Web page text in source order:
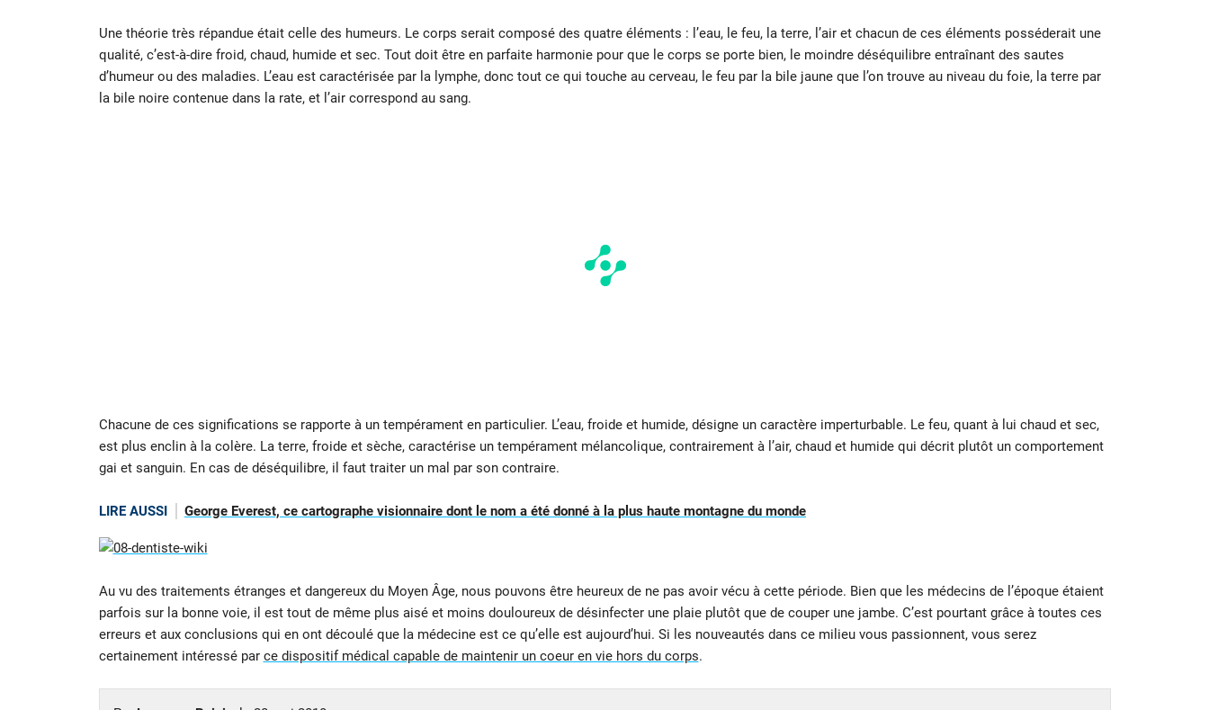
Une théorie très répandue était celle des humeurs. Le corps serait composé des quatre éléments : l’eau, le feu, la terre, l’air et chacun de ces éléments posséderait une
qualité, c’est-à-dire froid, chaud, humide et sec. Tout doit être en parfaite harmonie pour que le corps se porte bien, le moindre déséquilibre entraînant des sautes
d’humeur ou des maladies. L’eau est caractérisée par la lymphe, donc tout ce qui touche au cerveau, le feu par la bile jaune que l’on trouve au niveau du foie, la terre par
la bile noire contenue dans la rate, et l’air correspond au sang.
Chacune de ces significations se rapporte à un tempérament en particulier. L’eau, froide et humide, désigne un caractère imperturbable. Le feu, quant à lui chaud et sec,
est plus enclin à la colère. La terre, froide et sèche, caractérise un tempérament mélancolique, contrairement à l’air, chaud et humide qui décrit plutôt un comportement
gai et sanguin. En cas de déséquilibre, il faut traiter un mal par son contraire.
LIRE AUSSI George Everest, ce cartographe visionnaire dont le nom a été donné à la plus haute montagne du monde
Au vu des traitements étranges et dangereux du Moyen Âge, nous pouvons être heureux de ne pas avoir vécu à cette période. Bien que les médecins de l’époque étaient
parfois sur la bonne voie, il est tout de même plus aisé et moins douloureux de désinfecter une plaie plutôt que de couper une jambe. C’est pourtant grâce à toutes ces
erreurs et aux conclusions qui en ont découlé que la médecine est ce qu’elle est aujourd’hui. Si les nouveautés dans ce milieu vous passionnent, vous serez
certainement intéressé par ce dispositif médical capable de maintenir un coeur en vie hors du corps.